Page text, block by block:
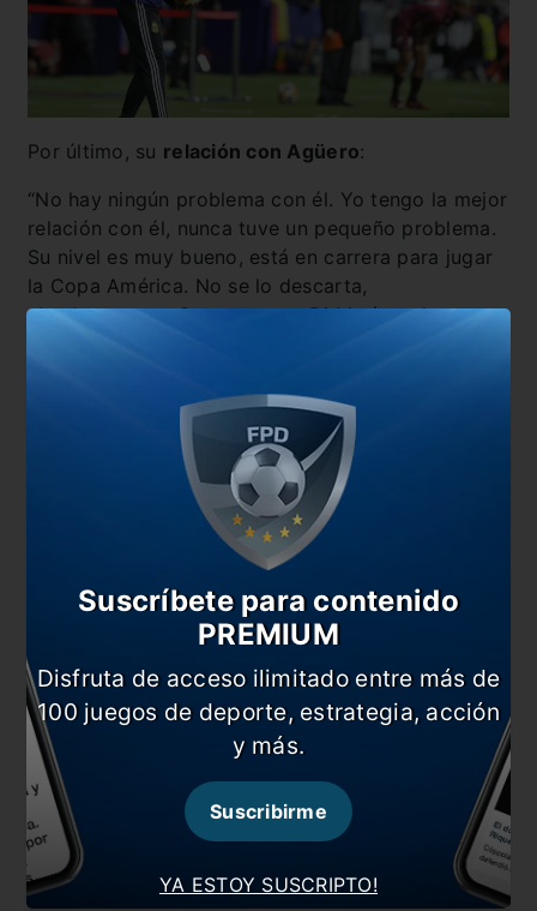
Por último, su relación con Agüero:
“No hay ningún problema con él. Yo tengo la mejor
relación con él, nunca tuve un pequeño problema.
Su nivel es muy bueno, está en carrera para jugar
la Copa América. No se lo descarta,
absolutamente. Como estuvo Di María en la
También te puede interesar
Scaloni dejó estos títulos en la previa al amistoso
ante Nicaragua
El elogio de Scaloni sobre Matías Suárez
Qué le dijo Scaloni a Messi sobre “el nuevo
vestuario”
Scaloni sumó cuatro nombres y completó la lista
En esta nota:
#Destino Brasil #Menotti
#Scaloni
Comentarios
Dejá tu opinión acá!
YA ESTOY SUSCRIPTO!
Suscríbete para contenido
PREMIUM
Disfruta de acceso ilimitado entre más de
100 juegos de deporte, estrategia, acción
y más.
Suscribirme